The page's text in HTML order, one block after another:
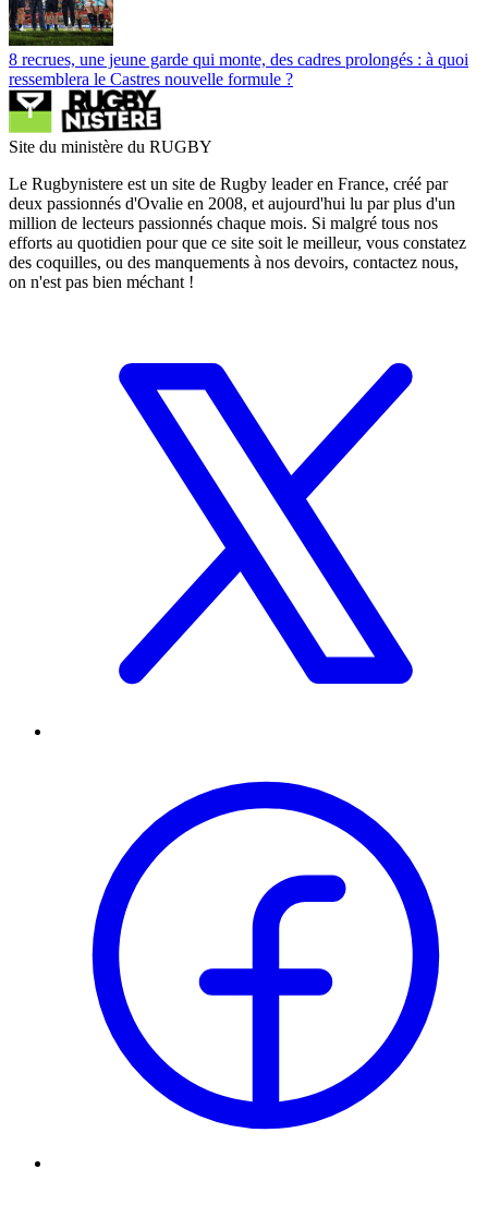
8 recrues, une jeune garde qui monte, des cadres prolongés : à quoi
ressemblera le Castres nouvelle formule ?
Site du ministère du RUGBY
Le Rugbynistere est un site de Rugby leader en France, créé par
deux passionnés d'Ovalie en 2008, et aujourd'hui lu par plus d'un
million de lecteurs passionnés chaque mois. Si malgré tous nos
efforts au quotidien pour que ce site soit le meilleur, vous constatez
des coquilles, ou des manquements à nos devoirs, contactez nous,
on n'est pas bien méchant !